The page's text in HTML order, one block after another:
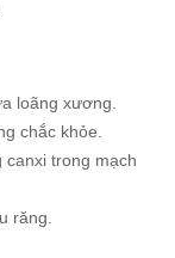
loãng xương.
chắc khỏe.
canxi trong mạch
răng.